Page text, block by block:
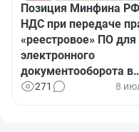
Позиция Минфина
НДС при передаче
«реестровое» ПО для
электронного
документооборота в
страховании: когда
271 8